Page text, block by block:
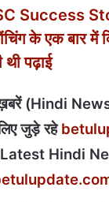
Success
के एक बार में
पढ़ाई
(Hindi
जुड़े रहे
Hindi